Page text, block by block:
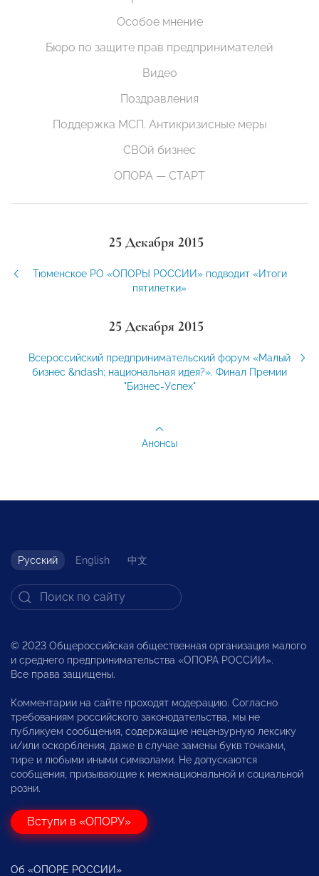
Особое мнение
Бюро по защите прав предпринимателей
Видео
Поздравления
Поддержка МСП. Антикризисные меры
СВОй бизнес
ОПОРА — СТАРТ
25 Декабря 2015
Тюменское РО «ОПОРЫ РОССИИ» подводит «Итоги
пятилетки»
25 Декабря 2015
Всероссийский предпринимательский форум «Малый
бизнес &ndash; национальная идея?». Финал Премии
"Бизнес-Успех"
Анонсы
Русский English 中文
© 2023 Общероссийская общественная организация малого
и среднего предпринимательства «ОПОРА РОССИИ».
Все права защищены.
Комментарии на сайте проходят модерацию. Согласно
требованиям российского законодательства, мы не
публикуем сообщения, содержащие нецензурную лексику
и/или оскорбления, даже в случае замены букв точками,
тире и любыми иными символами. Не допускаются
сообщения, призывающие к межнациональной и социальной
розни.
Вступи в «ОПОРУ»
Об «ОПОРЕ РОССИИ»